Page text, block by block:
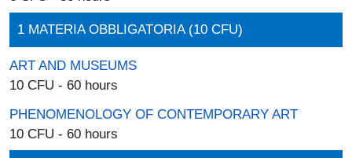
1 MATERIA OBBLIGATORIA (10 CFU)
ART AND MUSEUMS
10 CFU - 60 hours
PHENOMENOLOGY OF CONTEMPORARY ART
10 CFU - 60 hours